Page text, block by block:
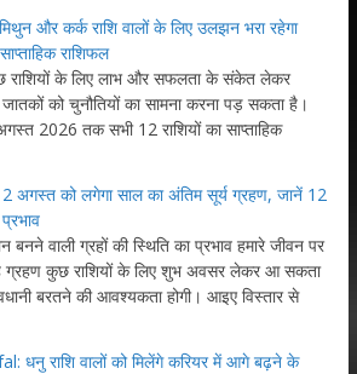
और कर्क राशि वालों के लिए उलझन भरा रहेगा
राशिफल
राशियों के लिए लाभ और सफलता के संकेत लेकर
को चुनौतियों का सामना करना पड़ सकता है।
2026 तक सभी 12 राशियों का साप्ताहिक
को लगेगा साल का अंतिम सूर्य ग्रहण, जानें 12
बनने वाली ग्रहों की स्थिति का प्रभाव हमारे जीवन पर
ग्रहण कुछ राशियों के लिए शुभ अवसर लेकर आ सकता
बरतने की आवश्यकता होगी। आइए विस्तार से
धनु राशि वालों को मिलेंगे करियर में आगे बढ़ने के